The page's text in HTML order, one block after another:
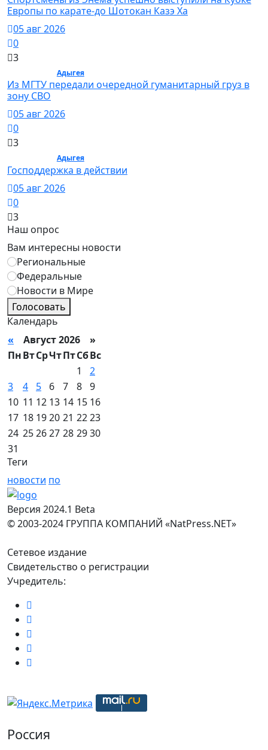
Европы по карате-до Шотокан Казэ Ха
05 авг 2026
0
3
Адыгея/ Общество
Из МГТУ передали очередной гуманитарный груз в
зону СВО
05 авг 2026
0
3
Адыгея/ Общество
Господдержка в действии
05 авг 2026
0
3
Наш опрос
Вам интересны новости
Региональные
Федеральные
Новости в Мире
Голосовать
Календарь
« Август 2026 »
ПнВтСрЧтПтСбВс
1
2
3
4 5 6 7 8 9
10 11 12 13 14 15 16
17 18 1920 21 2223
24 252627 28 2930
31
Теги
новости по
Версия 2024.1 Beta
© 2003-2024 ГРУППА КОМПАНИЙ «NatPress.NET»
Сетевое издание
Свидетельство о регистрации
Учредитель:
Россия